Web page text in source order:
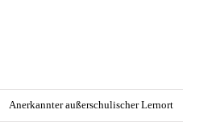
Anerkannter außerschulischer Lernort